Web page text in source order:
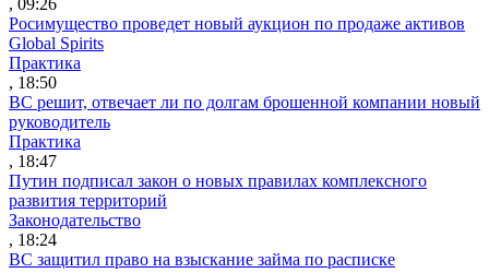
Росимущество проведет новый аукцион по продаже активов
Global Spirits
Практика
, 18:50
ВС решит, отвечает ли по долгам брошенной компании новый
руководитель
Практика
, 18:47
Путин подписал закон о новых правилах комплексного
развития территорий
Законодательство
, 18:24
ВС защитил право на взыскание займа по расписке